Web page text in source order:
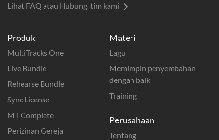
Produk
MultiTracks One
Live Bundle
Rehearse Bundle
Sync License
MT Complete
Perizinan Gereja
Materi
Lagu
Memimpin penyembahan
dengan baik
Training
Perusahaan
Tentang
Lihat FAQ atau Hubungi tim kami